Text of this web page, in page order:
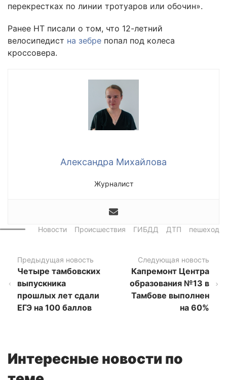
перекрестках по линии тротуаров или обочин».
Ранее НТ писали о том, что 12-летний
велосипедист на зебре попал под колеса
кроссовера.
Александра Михайлова
Журналист
Новости Происшествия ГИБДД ДТП пешеход
Предыдущая новость
Четыре тамбовских
выпускника
прошлых лет сдали
ЕГЭ на 100 баллов
Следующая новость
Капремонт Центра
образования №13 в
Тамбове выполнен
на 60%
Интересные новости по